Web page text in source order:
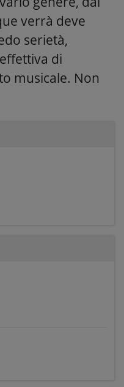
verrà deve
serietà,
di
musicale. Non